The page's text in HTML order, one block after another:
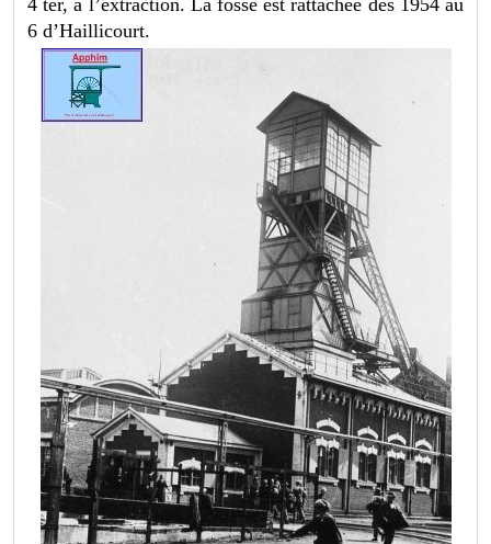
4 ter, à l’extraction. La fosse est rattachée dès 1954 au
6 d’Haillicourt.